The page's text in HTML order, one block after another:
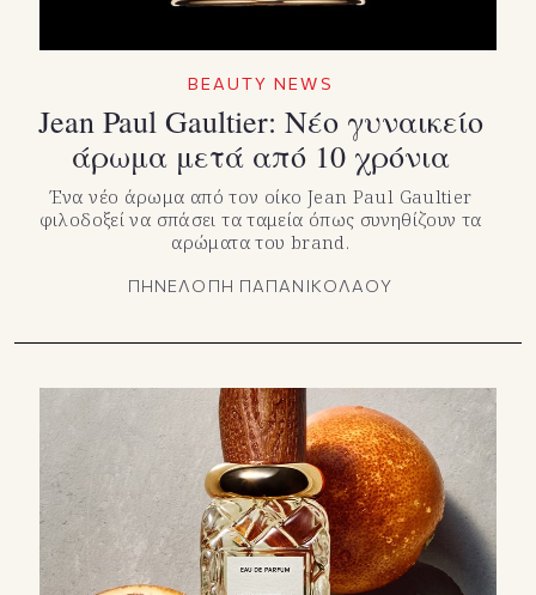
BEAUTY NEWS
Jean Paul Gaultier: Νέο γυναικείο
άρωμα μετά από 10 χρόνια
Ένα νέο άρωμα από τον οίκο Jean Paul Gaultier
φιλοδοξεί να σπάσει τα ταμεία όπως συνηθίζουν τα
αρώματα του brand.
ΠΗΝΕΛΟΠΗ ΠΑΠΑΝΙΚΟΛΑΟΥ